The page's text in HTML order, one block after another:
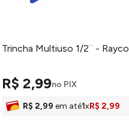
Trincha Multiuso 1/2¨ - Rayco
R$ 2,99no PIX
R$ 2,99 em até1xR$ 2,99